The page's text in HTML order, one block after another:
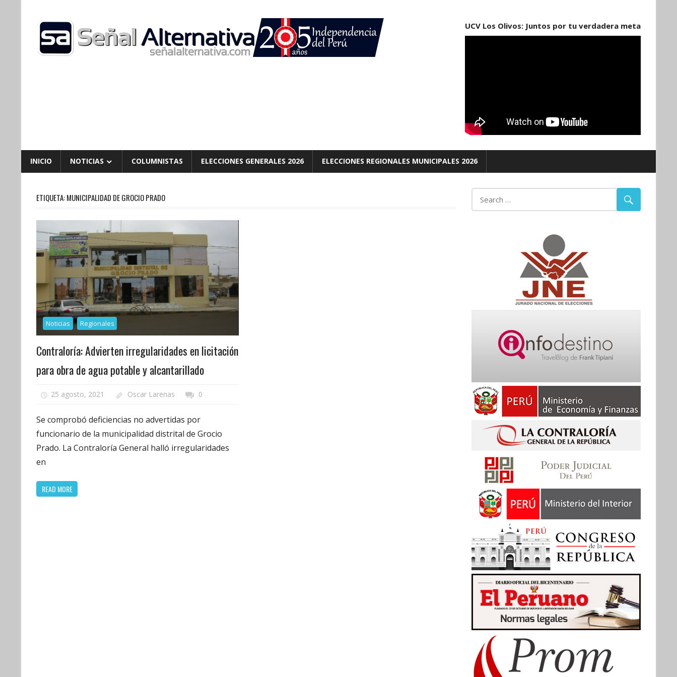
content
UCV Los Olivos: Juntos por tu verdadera meta
INICIO NOTICIAS COLUMNISTAS ELECCIONES GENERALES 2026 ELECCIONES REGIONALES MUNICIPALES 2026
ETIQUETA:MUNICIPALIDAD DE GROCIO PRADO
Noticias Regionales
Contraloría: Advierten irregularidades en licitación
para obra de agua potable y alcantarillado
25 agosto, 2021 Oscar Larenas 0
Se comprobó deficiencias no advertidas por
funcionario de la municipalidad distrital de Grocio
Prado. La Contraloría General halló irregularidades
en
READ MORE